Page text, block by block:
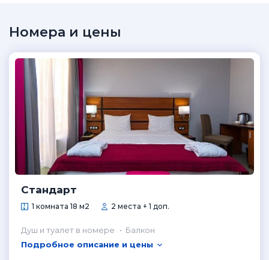
Номера и цены
Стандарт
1 комната 18 м2 2 места + 1 доп.
Душ и туалет в номере
Балкон
Подробное описание и цены